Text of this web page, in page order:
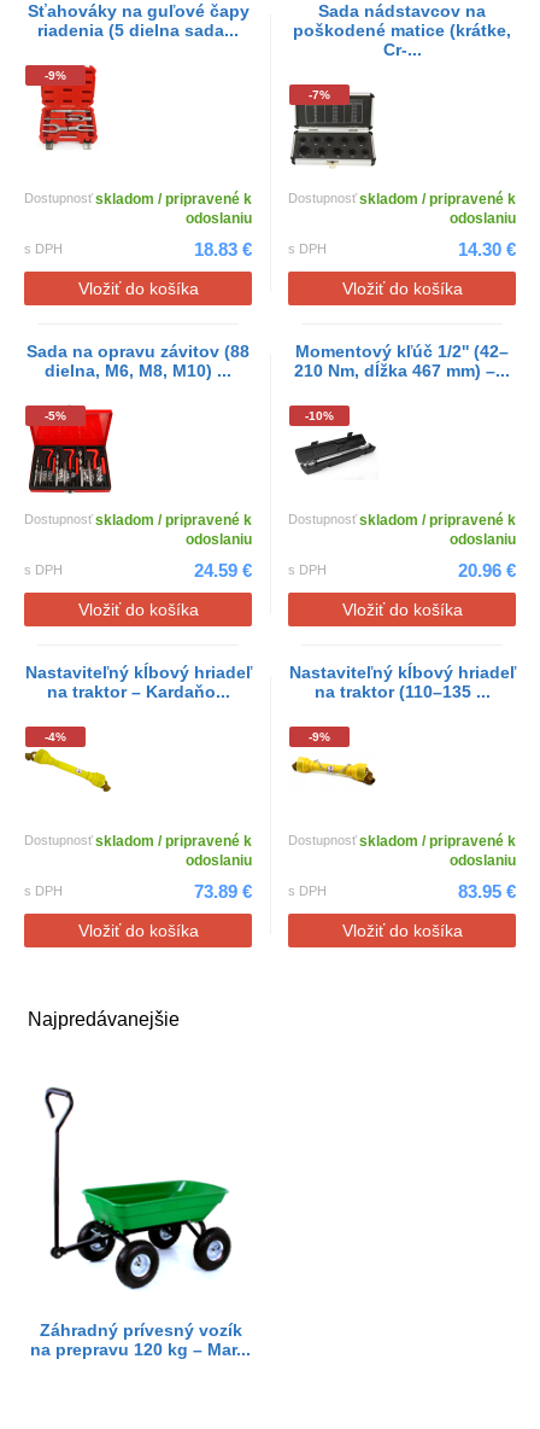
Najpredávanejšie
Záhradný prívesný vozík
na prepravu 120 kg – Mar...
Sťahováky na guľové čapy
riadenia (5 dielna sada...
-9%
Dostupnosťskladom / pripravené k
odoslaniu
s DPH 18.83 €
Vložiť do košíka
Sada nádstavcov na
poškodené matice (krátke,
Cr-...
-7%
Dostupnosťskladom / pripravené k
odoslaniu
s DPH 14.30 €
Vložiť do košíka
Sada na opravu závitov (88
dielna, M6, M8, M10) ...
-5%
Dostupnosťskladom / pripravené k
odoslaniu
s DPH 24.59 €
Vložiť do košíka
Momentový kľúč 1/2'' (42–
210 Nm, dĺžka 467 mm) –...
-10%
Dostupnosťskladom / pripravené k
odoslaniu
s DPH 20.96 €
Vložiť do košíka
Nastaviteľný kĺbový hriadeľ
na traktor – Kardaňo...
-4%
Dostupnosťskladom / pripravené k
odoslaniu
s DPH 73.89 €
Vložiť do košíka
Nastaviteľný kĺbový hriadeľ
na traktor (110–135 ...
-9%
Dostupnosťskladom / pripravené k
odoslaniu
s DPH 83.95 €
Vložiť do košíka